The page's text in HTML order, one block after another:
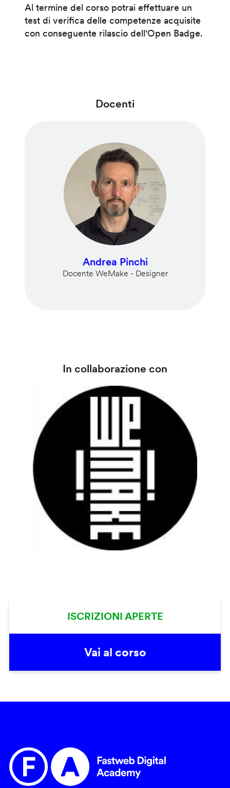
Al termine del corso potrai effettuare un
test di verifica delle competenze acquisite
con conseguente rilascio dell'Open Badge.
Docenti
Andrea Pinchi
Docente WeMake - Designer
In collaborazione con
ISCRIZIONI APERTE
Vai al corso